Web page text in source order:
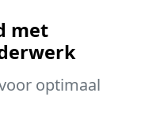
met
optimaal